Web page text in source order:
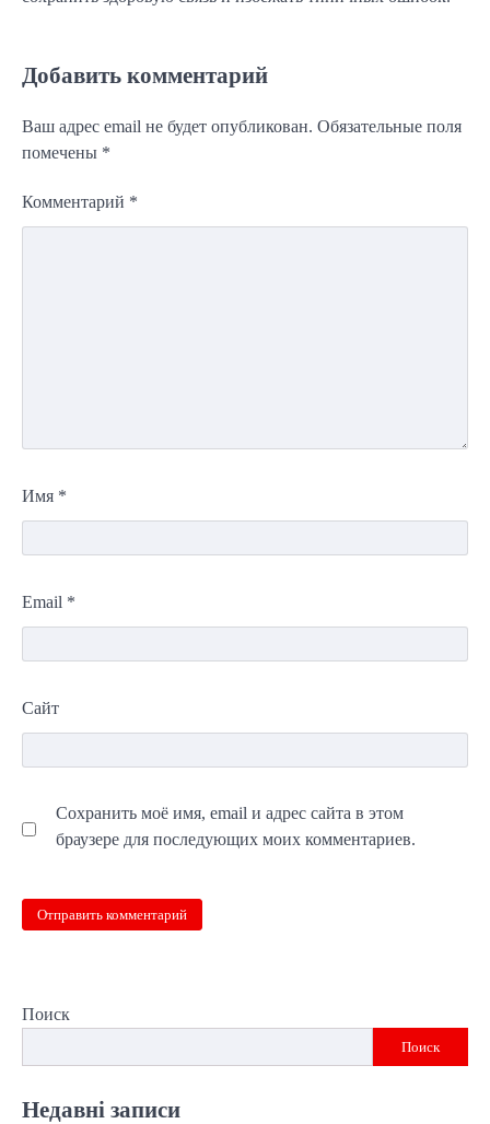
Добавить комментарий
Ваш адрес email не будет опубликован. Обязательные поля
помечены *
Комментарий *
Имя *
Email *
Сайт
Сохранить моё имя, email и адрес сайта в этом
браузере для последующих моих комментариев.
Поиск
Поиск
Недавні записи